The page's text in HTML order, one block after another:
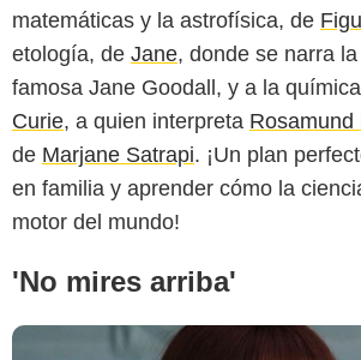
matemáticas y la astrofísica, de
etología, de Jane, donde se narra
famosa Jane Goodall, y a la
Curie, a quien interpreta Rosamund
de Marjane Satrapi. ¡Un plan
en familia y aprender cómo la
motor del mundo!
'No mires arriba'